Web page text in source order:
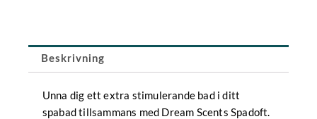
Beskrivning
Unna dig ett extra stimulerande bad i ditt
spabad tillsammans med Dream Scents Spadoft.